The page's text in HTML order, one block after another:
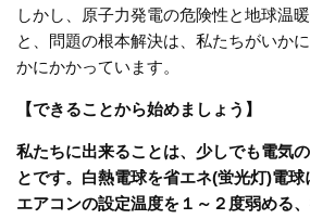
しかし、原子力発電の危険性と地球温
と、問題の根本解決は、私たちがいか
かにかかっています。
【できることから始めましょう】
私たちに出来ることは、少しでも電気
とです。白熱電球を省エネ(蛍光灯)電球
エアコンの設定温度を１～２度弱める